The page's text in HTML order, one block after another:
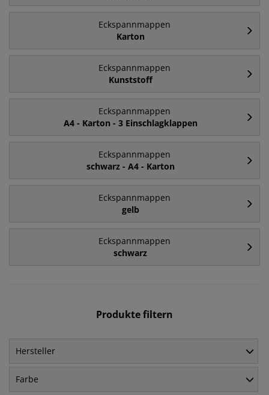
Eckspannmappen
Karton
Eckspannmappen
Kunststoff
Eckspannmappen
A4 - Karton - 3 Einschlagklappen
Eckspannmappen
schwarz - A4 - Karton
Eckspannmappen
gelb
Eckspannmappen
schwarz
Produkte filtern
Hersteller
Farbe